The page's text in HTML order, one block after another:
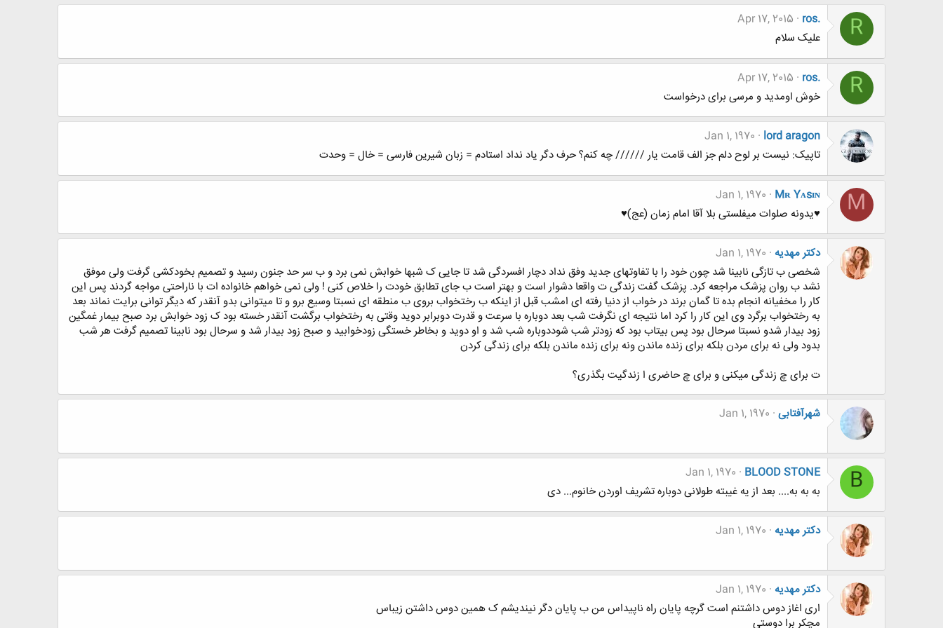
R
ros.
Apr 17, 2015
علیک سلام
R
ros.
Apr 17, 2015
خوش اومدید و مرسی برای درخواست
lord aragon
Jan 1, 1970
تاپیک: نیست بر لوح دلم جز الف قامت یار ////// چه کنم؟ حرف دگر یاد نداد استادم = زبان شیرین فارسی = خال = وحدت
M
Mʀ Yᴀsɪɴ
Jan 1, 1970
♥یدونه صلوات میفلستی بلا آقا امام زمان (عج)♥
دکتر مهدیه Jan 1, 1970
شخصی ب تازگی نابینا شد چون خود را با تفاوتهای جدید وفق نداد دچار افسردگی شد تا جایی ک شبها خوابش نمی برد و ب سر حد جنون رسید و تصمیم بخودکشی گرفت ولی موفق
نشد ب روان پزشک مراجعه کرد. پزشک گفت زندگی ت واقعا دشوار است و بهتر است ب جای تطابق خودت را خلاص کنی ! ولی نمی خواهم خانواده ات با ناراحتی مواجه گردند پس این
کار را مخفیانه انجام بده تا گمان برند در خواب از دنیا رفته ای امشب قبل از اینکه ب رختخواب بروی ب منطقه ای نسبتا وسیع برو و تا میتوانی بدو آنقدر که دیگر توانی برایت نماند بعد
به رختخواب برگرد وی این کار را کرد اما نتیجه ای نگرفت شب بعد دوباره با سرعت و قدرت دوبرابر دوید وقتی به رختخواب برگشت آنقدر خسته بود ک زود خوابش برد صبح بیمار غمگین
زود بیدار شدو نسبتا سرحال بود پس بیتاب بود که زودتر شب شوددوباره شب شد و او دوید و بخاطر خستگی زودخوابید و صبح زود بیدار شد و سرحال بود نابینا تصمیم گرفت هر شب
بدود ولی نه برای مردن بلکه برای زنده ماندن ونه برای زنده ماندن بلکه برای زندگی کردن
ت برای چ زندگی میکنی و برای چ حاضری ا زندگیت بگذری؟
شهرآفتابی Jan 1, 1970
B
BLOOD STONE
Jan 1, 1970
به به به.... بعد از یه غیبته طولانی دوباره تشریف اوردن خانوم... دی
دکتر مهدیه Jan 1, 1970
دکتر مهدیه Jan 1, 1970
اری اغاز دوس داشتنم است گرچه پایان راه ناپیداس من ب پایان دگر نیندیشم ک همین دوس داشتن زیباس
مچکر برا دوستی